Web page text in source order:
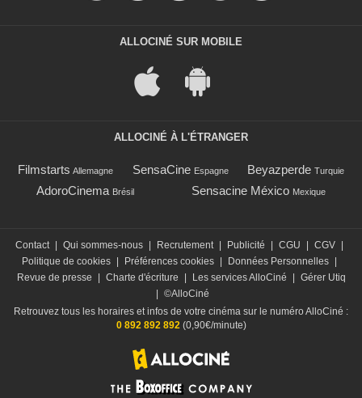
ALLOCINÉ SUR MOBILE
ALLOCINÉ À L'ÉTRANGER
Filmstarts Allemagne SensaCine Espagne Beyazperde Turquie
AdoroCinema Brésil Sensacine México Mexique
Contact Qui sommes-nous Recrutement Publicité CGU CGV
Politique de cookies
Préférences cookies Données Personnelles
Revue de presse
Charte d'écriture Les services AlloCiné
Gérer Utiq
©AlloCiné
Retrouvez tous les horaires et infos de votre cinéma sur le numéro AlloCiné :
0 892 892 892(0,90€/minute)